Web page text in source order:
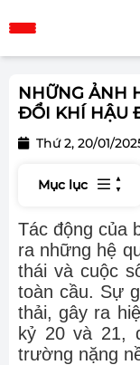
NHỮNG ẢNH
ĐỔI KHÍ HẬU
Thứ 2, 20/01/
Mục lục
Tác động của
ra những hệ
thái và cuộc
toàn cầu. Sự
thải, gây ra
kỷ 20 và 21,
trường nặng